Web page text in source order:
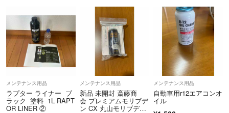
メンテナンス用品
ラプター ライナー ブ
ラック 塗料 1L RAPT
OR LINER ②
メンテナンス用品
新品 未開封 斎藤商
会 プレミアムモリブデ
ン CX 丸山モリブデ
メンテナンス用品
自動車用r12エアコンオ
イル